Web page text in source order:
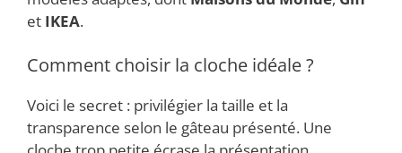
et IKEA.
Comment choisir la cloche idéale ?
Voici le secret : privilégier la taille et la
transparence selon le gâteau présenté. Une